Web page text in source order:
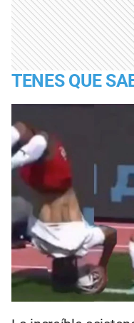
TENES QUE